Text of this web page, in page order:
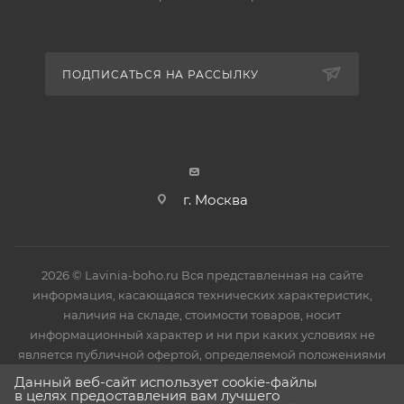
установки защитное покрытие необходимо снять.
ПОДПИСАТЬСЯ НА РАССЫЛКУ
г. Москва
2026 © Lavinia-boho.ru Вся представленная на сайте
информация, касающаяся технических характеристик,
наличия на складе, стоимости товаров, носит
информационный характер и ни при каких условиях не
является публичной офертой, определяемой положениями
Статьи 437(2) Гражданского кодекса РФ.
Данный веб-сайт использует cookie-файлы
в целях предоставления вам лучшего